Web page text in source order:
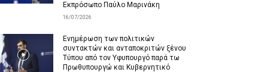
Εκπρόσωπο Παύλο Μαρινάκη
16/07/2026
Ενημέρωση των πολιτικών
συντακτών και ανταποκριτών ξένου
Τύπου από τον Υφυπουργό παρά τω
Πρωθυπουργώ και Κυβερνητικό